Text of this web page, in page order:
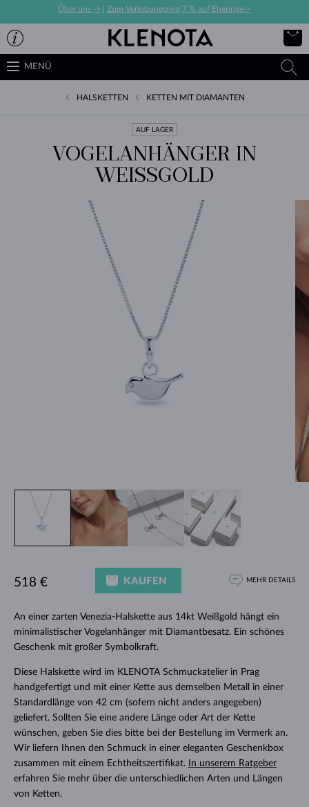
Über uns -> Zum Verlobungsring 7 % auf Eheringe->
MENÜ
HALSKETTEN KETTEN MIT DIAMANTEN
AUF LAGER
VOGELANHÄNGER IN
WEISSGOLD
An einer zarten Venezia-Halskette aus 14kt Weißgold hängt ein
minimalistischer Vogelanhänger mit Diamantbesatz. Ein schönes
Geschenk mit großer Symbolkraft.
Diese Halskette wird im KLENOTA Schmuckatelier in Prag
handgefertigt und mit einer Kette aus demselben Metall in einer
Standardlänge von 42 cm (sofern nicht anders angegeben)
geliefert. Sollten Sie eine andere Länge oder Art der Kette
wünschen, geben Sie dies bitte bei der Bestellung im Vermerk an.
Wir liefern Ihnen den Schmuck in einer eleganten Geschenkbox
zusammen mit einem Echtheitszertifikat.
In unserem Ratgeber
erfahren Sie mehr über die unterschiedlichen Arten und Längen
von Ketten.
518 € KAUFEN MEHR DETAILS